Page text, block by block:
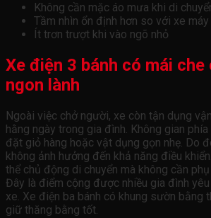
Không cần mặc áo mưa khi di
Tầm nhìn ổn định hơn so với xe máy
Ít trơn trượt khi vào ngõ nhỏ
Xe điện 3 bánh có mái che
ngon lành
Ngoài việc chở người, xe còn tận dụng
hằng ngày trong gia đình. Không gian
đặt giỏ hàng hoặc vật dụng gọn nhẹ. Do
không ảnh hưởng đến khả năng điều
thể chủ động di chuyển mà không cần
Đây là điểm cộng được nhiều gia đình
xe. Xe điện ba bánh có khung sườn bằng
giữ thăng bằng tốt.